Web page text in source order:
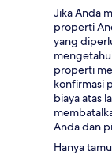
Jika Anda
properti
yang
properti
konfirmasi
biaya atas
Anda dan
Hanya